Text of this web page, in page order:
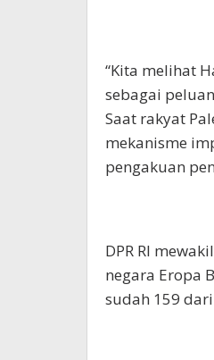
“Kita melihat
sebagai
Saat rakyat
mekanisme
pengakuan
DPR RI
negara Eropa
sudah 159